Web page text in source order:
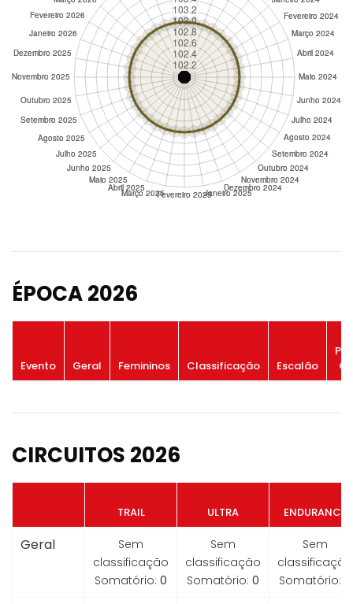
ÉPOCA 2026
Evento Geral Femininos Classificação Escalão
CIRCUITOS 2026
TRAIL ULTRA ENDURANCE
Geral
Sem
classificação
Somatório: 0
Sem
classificação
Somatório: 0
Sem
classificação
Somatório: